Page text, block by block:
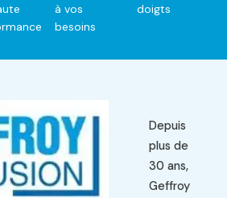
à vos
besoins
doigts
Depuis
plus de
30 ans,
Geffroy